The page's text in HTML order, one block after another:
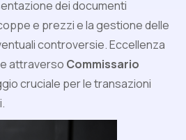
dei documenti
e prezzi e la gestione delle
controversie. Eccellenza
attraverso Commissario
cruciale per le transazioni